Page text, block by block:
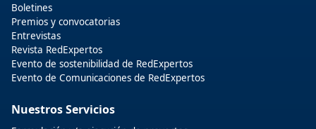
Boletines
Premios y convocatorias
Entrevistas
Revista RedExpertos
Evento de sostenibilidad de RedExpertos
Evento de Comunicaciones de RedExpertos
Nuestros Servicios